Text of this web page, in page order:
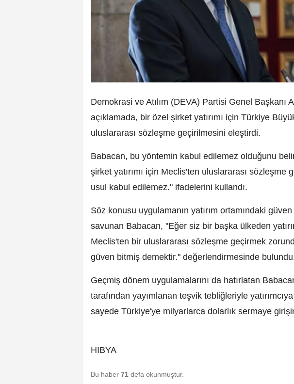
Demokrasi ve Atılım (DEVA) Partisi Genel Başkanı
açıklamada, bir özel şirket yatırımı için Türkiye
uluslararası sözleşme geçirilmesini eleştirdi.
Babacan, bu yöntemin kabul edilemez olduğunu
şirket yatırımı için Meclis'ten uluslararası sözleşme
usul kabul edilemez." ifadelerini kullandı.
Söz konusu uygulamanın yatırım ortamındaki
savunan Babacan, "Eğer siz bir başka ülkeden
Meclis'ten bir uluslararası sözleşme geçirmek
güven bitmiş demektir." değerlendirmesinde
Geçmiş dönem uygulamalarını da hatırlatan
tarafından yayımlanan teşvik tebliğleriyle
sayede Türkiye'ye milyarlarca dolarlık sermaye
HIBYA
Bu haber 71 defa okunmuştur.